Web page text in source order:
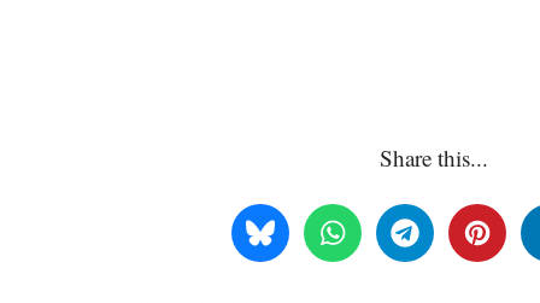
Share this...